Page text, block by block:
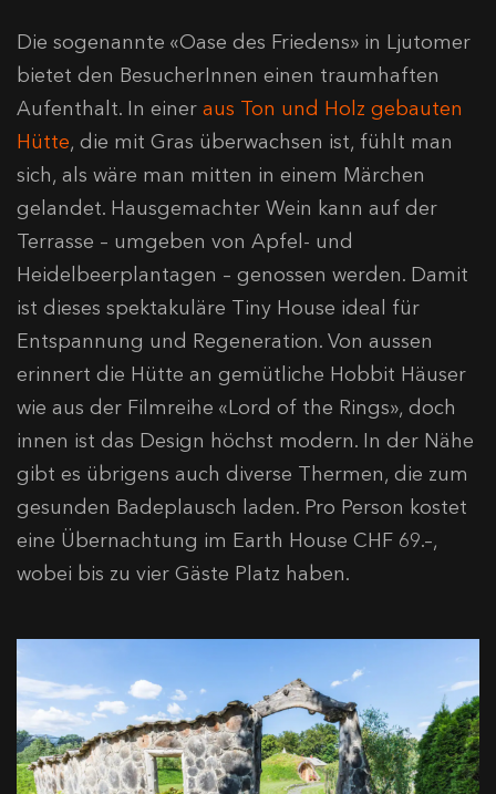
Die sogenannte «Oase des Friedens» in Ljutomer
bietet den BesucherInnen einen traumhaften
Aufenthalt. In einer aus Ton und Holz gebauten
Hütte, die mit Gras überwachsen ist, fühlt man
sich, als wäre man mitten in einem Märchen
gelandet. Hausgemachter Wein kann auf der
Terrasse – umgeben von Apfel- und
Heidelbeerplantagen – genossen werden. Damit
ist dieses spektakuläre Tiny House ideal für
Entspannung und Regeneration. Von aussen
erinnert die Hütte an gemütliche Hobbit Häuser
wie aus der Filmreihe «Lord of the Rings», doch
innen ist das Design höchst modern. In der Nähe
gibt es übrigens auch diverse Thermen, die zum
gesunden Badeplausch laden. Pro Person kostet
eine Übernachtung im Earth House CHF 69.–,
wobei bis zu vier Gäste Platz haben.